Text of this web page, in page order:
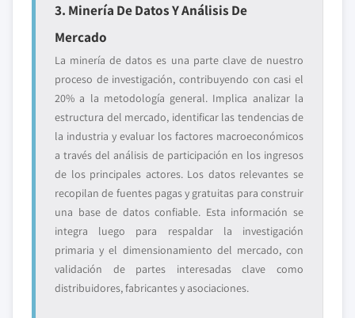
3. Minería De Datos Y Análisis De
Mercado
La minería de datos es una parte clave de nuestro
proceso de investigación, contribuyendo con casi el
20% a la metodología general. Implica analizar la
estructura del mercado, identificar las tendencias de
la industria y evaluar los factores macroeconómicos
a través del análisis de participación en los ingresos
de los principales actores. Los datos relevantes se
recopilan de fuentes pagas y gratuitas para construir
una base de datos confiable. Esta información se
integra luego para respaldar la investigación
primaria y el dimensionamiento del mercado, con
validación de partes interesadas clave como
distribuidores, fabricantes y asociaciones.